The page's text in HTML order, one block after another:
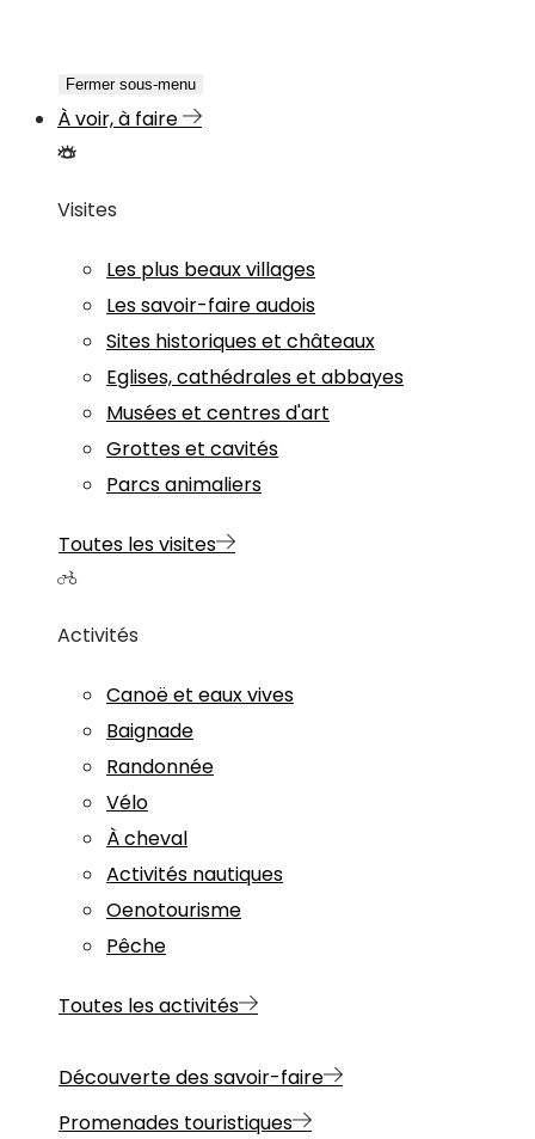
Fermer sous-menu
À voir, à faire
Visites
Les plus beaux villages
Les savoir-faire audois
Sites historiques et châteaux
Eglises, cathédrales et abbayes
Musées et centres d'art
Grottes et cavités
Parcs animaliers
Toutes les visites
Activités
Canoë et eaux vives
Baignade
Randonnée
Vélo
À cheval
Activités nautiques
Oenotourisme
Pêche
Toutes les activités
Découverte des savoir-faire
Promenades touristiques